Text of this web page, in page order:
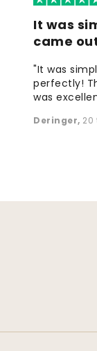
It was
came
"It was
perfectly!
was
Deringer,